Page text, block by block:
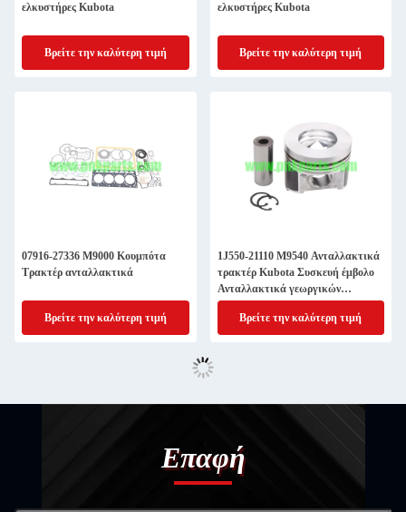
ελκυστήρες Kubota
Βρείτε την καλύτερη τιμή
ελκυστήρες Kubota
Βρείτε την καλύτερη τιμή
07916-27336 M9000 Κουμπότα
Τρακτέρ ανταλλακτικά
Βρείτε την καλύτερη τιμή
1J550-21110 M9540 Ανταλλακτικά
τρακτέρ Kubota Συσκευή έμβολο
Ανταλλακτικά γεωργικών
μηχανημάτων
Βρείτε την καλύτερη τιμή
Επαφή